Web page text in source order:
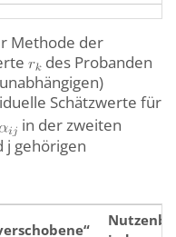
Methode der
des Probanden
Schätzwerte für
in der zweiten
j gehörigen